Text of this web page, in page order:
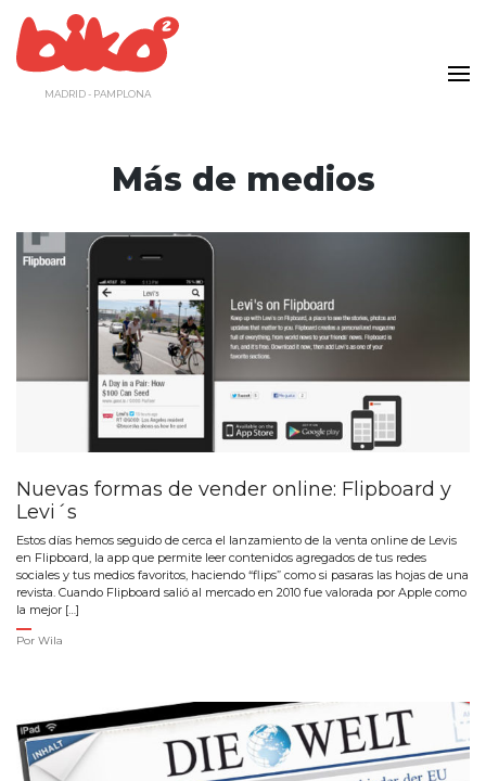
contenido
MADRID - PAMPLONA
Más de medios
Nuevas formas de vender online: Flipboard y
Levi´s
Estos días hemos seguido de cerca el lanzamiento de la venta online de Levis
en Flipboard, la app que permite leer contenidos agregados de tus redes
sociales y tus medios favoritos, haciendo “flips” como si pasaras las hojas de una
revista. Cuando Flipboard salió al mercado en 2010 fue valorada por Apple como
la mejor […]
Por Wila